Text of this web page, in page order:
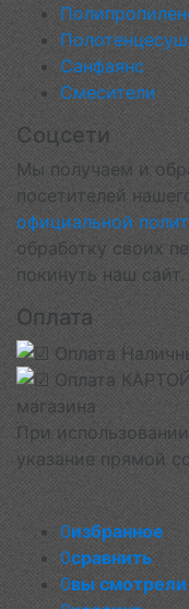
Санфаянс
Смесители
Соцсети
Мы получаем и
посетителей
официальной
обработку своих
покинуть наш сайт.
Оплата
При
указание прямой
0избранное
0сравнить
0вы смотрели